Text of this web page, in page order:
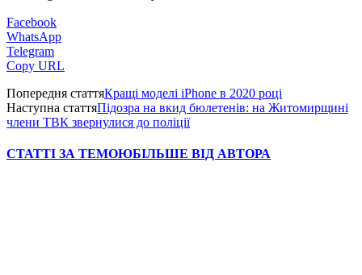
Facebook
WhatsApp
Telegram
Copy URL
Попередня статтяКращі моделі iPhone в 2020 році
Наступна статтяПідозра на вкид бюлетенів: на Житомирщині
члени ТВК звернулися до поліції
СТАТТІ ЗА ТЕМОЮБІЛЬШЕ ВІД АВТОРА